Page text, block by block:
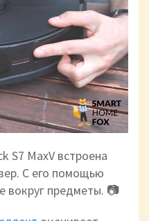
S7 MaxV встроена
С его помощью
предметы. 📷